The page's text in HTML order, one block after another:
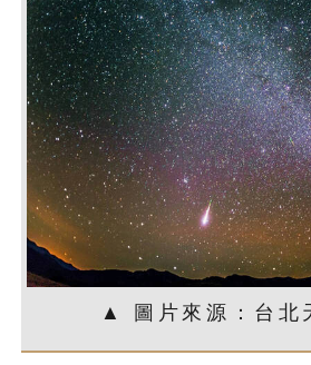
▲ 圖片來源：台北